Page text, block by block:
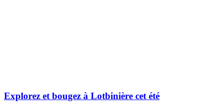
Explorez et bougez à Lotbinière cet été